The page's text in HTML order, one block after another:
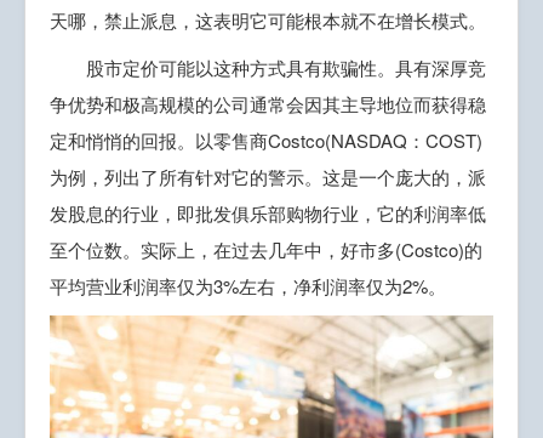
天哪，禁止派息，这表明它可能根本就不在增长模式。
股市定价可能以这种方式具有欺骗性。具有深厚竞
争优势和极高规模的公司通常会因其主导地位而获得稳
定和悄悄的回报。以零售商Costco(NASDAQ：COST)
为例，列出了所有针对它的警示。这是一个庞大的，派
发股息的行业，即批发俱乐部购物行业，它的利润率低
至个位数。实际上，在过去几年中，好市多(Costco)的
平均营业利润率仅为3%左右，净利润率仅为2%。